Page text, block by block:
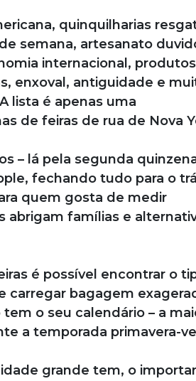
quinquilharias
semana, artesanato
internacional, produtos
enxoval, antiguidade e
lista é apenas uma
de feiras de rua de Nova
– lá pela segunda
fechando tudo para o
quem gosta de medir
abrigam famílias e
é possível encontrar o
carregar bagagem
o seu calendário – a
a temporada primavera-
grande tem, o